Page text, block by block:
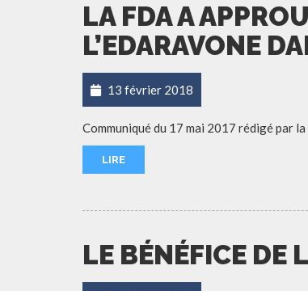
LA FDA A
L’EDARAVONE
13 février 2018
Communiqué du 17 mai 2017 rédigé par
LIRE
LE BÉNÉFICE DE